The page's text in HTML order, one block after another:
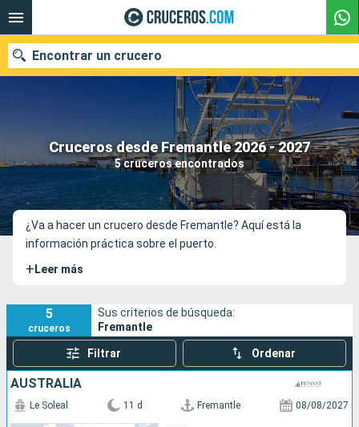
Cruceros desde Fremantle 2026 - 2027
5 cruceros encontrados
Encontrar un crucero
Nuestros destinos
Fecha de salida
Puertos Compañías
¿Va a hacer un crucero desde Fremantle? Aquí está la
información práctica sobre el puerto.
+ Leer más
5
cruceros
Sus criterios de búsqueda:
Fremantle
Filtrar Ordenar
AUSTRALIA
Le Soleal 11 d Fremantle 08/08/2027